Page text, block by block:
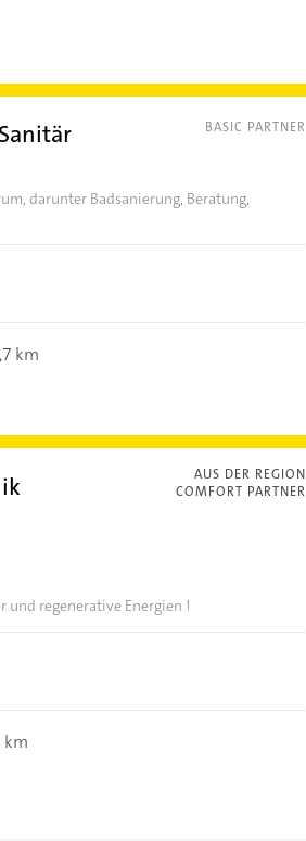
BASIC PARTNER
darunter Badsanierung, Beratung,
km
AUS DER REGION
COMFORT PARTNER
und regenerative Energien !
km